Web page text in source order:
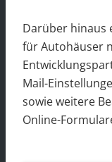
Darüber hinaus
für Autohäuser
Mail-
sowie weitere
Online-